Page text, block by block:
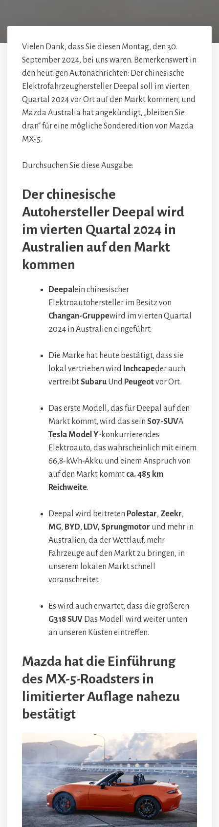
Vielen Dank, dass Sie diesen Montag, den 30.
September 2024, bei uns waren. Bemerkenswert in
den heutigen Autonachrichten: Der chinesische
Elektrofahrzeughersteller Deepal soll im vierten
Quartal 2024 vor Ort auf den Markt kommen, und
Mazda Australia hat angekündigt, „bleiben Sie
dran“ für eine mögliche Sonderedition von Mazda
MX-5.
Durchsuchen Sie diese Ausgabe:
Der chinesische
Autohersteller Deepal wird
im vierten Quartal 2024 in
Australien auf den Markt
kommen
Deepal ein chinesischer
Elektroautohersteller im Besitz von
Changan-Gruppewird im vierten Quartal
2024 in Australien eingeführt.
Die Marke hat heute bestätigt, dass sie
lokal vertrieben wird Inchcapeder auch
vertreibtSubaru Und Peugeotvor Ort.
Das erste Modell, das für Deepal auf den
Markt kommt, wird das sein S07-SUVA
Tesla Model Y-konkurrierendes
Elektroauto, das wahrscheinlich mit einem
66,8-kWh-Akku und einem Anspruch von
auf den Markt kommt ca. 485 km
Reichweite.
Deepal wird beitreten Polestar, Zeekr,
MG, BYD, LDV, Sprungmotor und mehr in
Australien, da der Wettlauf, mehr
Fahrzeuge auf den Markt zu bringen, in
unserem lokalen Markt schnell
voranschreitet.
Es wird auch erwartet, dass die größeren
G318 SUV Das Modell wird weiter unten
an unseren Küsten eintreffen.
Mazda hat die Einführung
des MX-5-Roadsters in
limitierter Auflage nahezu
bestätigt